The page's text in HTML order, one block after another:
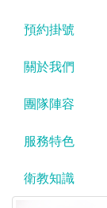
預約掛號
關於我們
團隊陣容
服務特色
衛教知識